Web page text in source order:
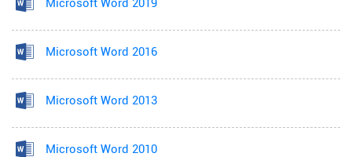
Microsoft Word 2019
Microsoft Word 2016
Microsoft Word 2013
Microsoft Word 2010